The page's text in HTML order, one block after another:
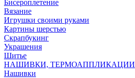
Бисероплетение
Вязание
Игрушки своими руками
Картины шерстью
Скрапбукинг
Украшения
Шитье
НАШИВКИ, ТЕРМОАППЛИКАЦИИ
Нашивки